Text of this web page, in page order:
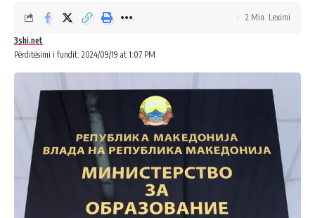
Përditësimi i fundit: 2024/09/19 at 1:07 PM
3shi.net
2 Min. Leximi